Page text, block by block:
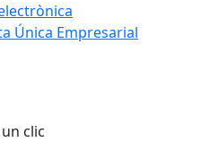
Única Empresarial
clic